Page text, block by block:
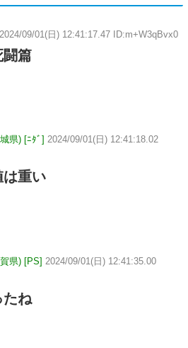
2024/09/01(日) 12:41:17.47 ID:m+W3qBvx0
闘篇
県) [ﾆﾀﾞ] 2024/09/01(日) 12:41:18.02
は重い
県) [PS] 2024/09/01(日) 12:41:35.00
たね